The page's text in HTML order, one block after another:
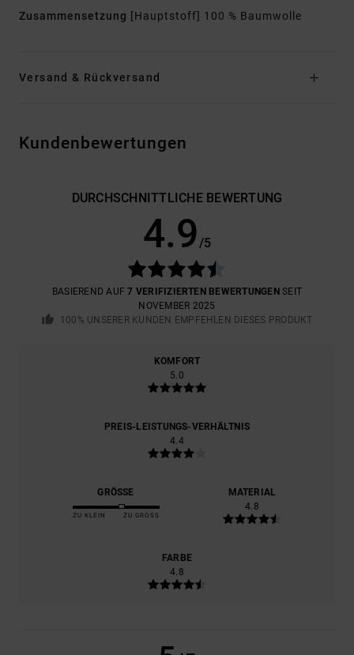
Zusammensetzung [Hauptstoff] 100 % Baumwolle
Versand & Rückversand
Kundenbewertungen
DURCHSCHNITTLICHE BEWERTUNG
4.9/5
BASIEREND AUF7 VERIFIZIERTEN BEWERTUNGEN SEIT
NOVEMBER 2025
100% UNSERER KUNDEN EMPFEHLEN DIESES PRODUKT
KOMFORT
5.0
PREIS-LEISTUNGS-VERHÄLTNIS
4.4
GRÖSSE
ZU KLEIN ZU GROSS
MATERIAL
4.8
FARBE
4.8